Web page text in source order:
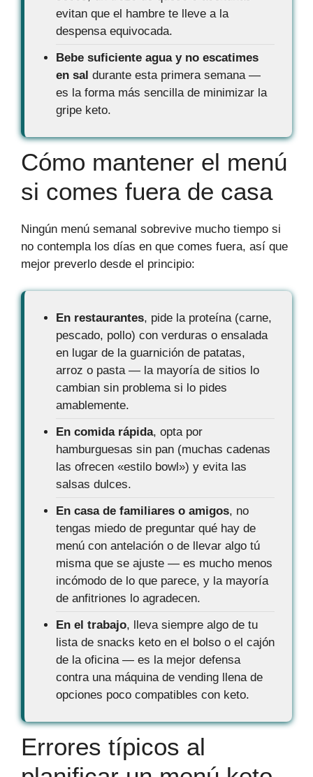
evitan que el hambre te lleve a la
despensa equivocada.
Bebe suficiente agua y no escatimes
en sal durante esta primera semana —
es la forma más sencilla de minimizar la
gripe keto.
Cómo mantener el menú
si comes fuera de casa
Ningún menú semanal sobrevive mucho tiempo si
no contempla los días en que comes fuera, así que
mejor preverlo desde el principio:
En restaurantes, pide la proteína (carne,
pescado, pollo) con verduras o ensalada
en lugar de la guarnición de patatas,
arroz o pasta — la mayoría de sitios lo
cambian sin problema si lo pides
amablemente.
En comida rápida, opta por
hamburguesas sin pan (muchas cadenas
las ofrecen «estilo bowl») y evita las
salsas dulces.
En casa de familiares o amigos, no
tengas miedo de preguntar qué hay de
menú con antelación o de llevar algo tú
misma que se ajuste — es mucho menos
incómodo de lo que parece, y la mayoría
de anfitriones lo agradecen.
En el trabajo, lleva siempre algo de tu
lista de snacks keto en el bolso o el cajón
de la oficina — es la mejor defensa
contra una máquina de vending llena de
opciones poco compatibles con keto.
Errores típicos al